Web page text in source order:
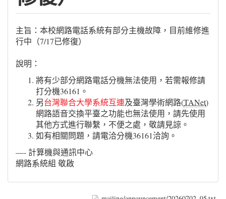
主旨：本校網路電話系統有部分主機故障，目前維修進
行中（7/17已修復）
說明：
將有少部分網路電話分機無法使用，若需報修請
打分機36161。
另台灣聯合大學系統互連及臺灣學術網路(TANet)
網路語音交換平臺之功能也無法使用，請先使用
其他方式進行聯繫，不便之處，敬請見諒。
如有相關問題，請電洽分機36161洽詢。
—- 計算機與通訊中心
網路系統組 敬啟